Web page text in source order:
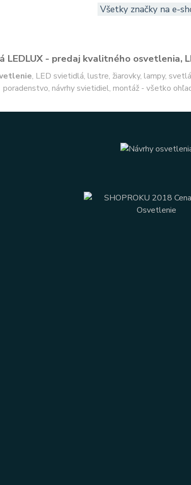
Všetky značky na e-
LEDLUX - predaj kvalitného osvetlenia,
, LED svietidlá, lustre, žiarovky, lampy,
poradenstvo, návrhy svietidiel, montáž - všetko